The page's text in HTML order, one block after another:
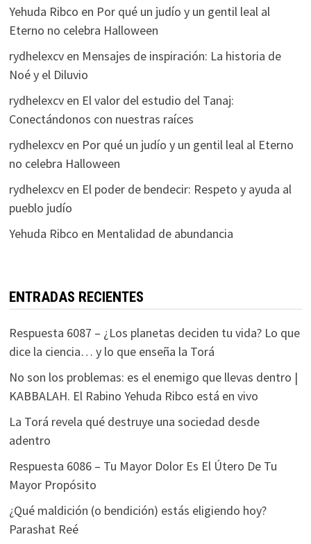
Yehuda Ribco en Por qué un judío y un gentil leal al
Eterno no celebra Halloween
rydhelexcven Mensajes de inspiración: La historia de
Noé y el Diluvio
rydhelexcven El valor del estudio del Tanaj:
Conectándonos con nuestras raíces
rydhelexcven Por qué un judío y un gentil leal al Eterno
no celebra Halloween
rydhelexcven El poder de bendecir: Respeto y ayuda al
pueblo judío
Yehuda Ribco en Mentalidad de abundancia
ENTRADAS RECIENTES
Respuesta 6087 – ¿Los planetas deciden tu vida? Lo que
dice la ciencia… y lo que enseña la Torá
No son los problemas: es el enemigo que llevas dentro |
KABBALAH. El Rabino Yehuda Ribco está en vivo
La Torá revela qué destruye una sociedad desde
adentro
Respuesta 6086 – Tu Mayor Dolor Es El Útero De Tu
Mayor Propósito
¿Qué maldición (o bendición) estás eligiendo hoy?
Parashat Reé